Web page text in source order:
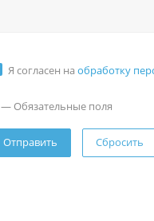
Я согласен наобработку
— Обязательные поля
Сбросить